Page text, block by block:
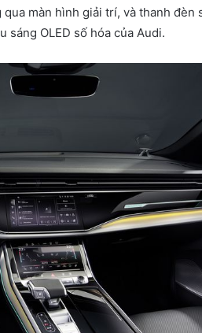
màn hình giải trí, và thanh đèn
OLED số hóa của Audi.